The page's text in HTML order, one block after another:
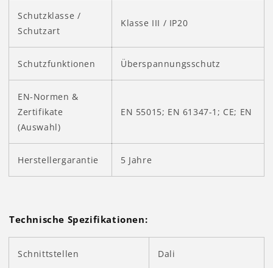
Schutzklasse /
Schutzart
Klasse III / IP20
Schutzfunktionen Überspannungsschutz
EN-Normen &
Zertifikate
(Auswahl)
EN 55015; EN 61347-1; CE; EN
Herstellergarantie 5 Jahre
Technische Spezifikationen:
Schnittstellen Dali